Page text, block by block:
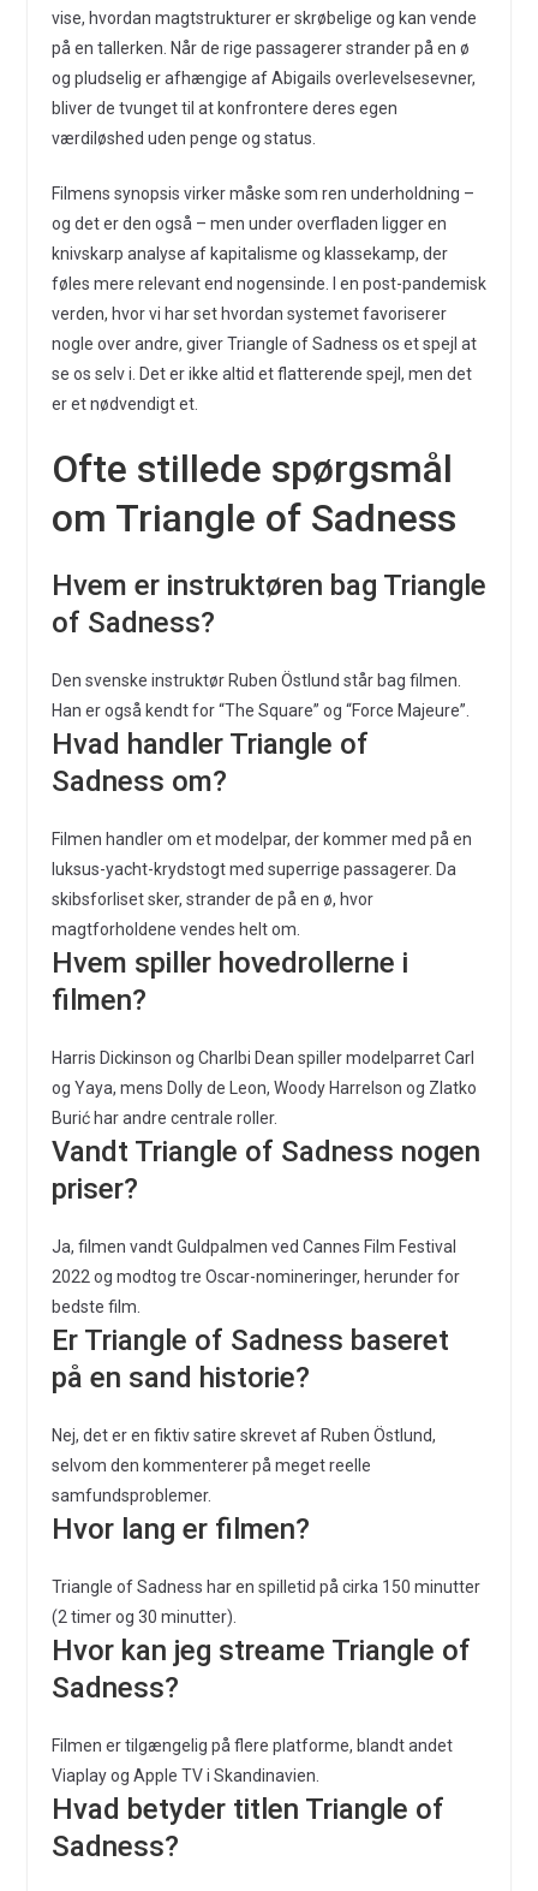
vise, hvordan magtstrukturer er skrøbelige og kan vende
på en tallerken. Når de rige passagerer strander på en ø
og pludselig er afhængige af Abigails overlevelsesevner,
bliver de tvunget til at konfrontere deres egen
værdiløshed uden penge og status.
Filmens synopsis virker måske som ren underholdning –
og det er den også – men under overfladen ligger en
knivskarp analyse af kapitalisme og klassekamp, der
føles mere relevant end nogensinde. I en post-pandemisk
verden, hvor vi har set hvordan systemet favoriserer
nogle over andre, giver Triangle of Sadness os et spejl at
se os selv i. Det er ikke altid et flatterende spejl, men det
er et nødvendigt et.
Ofte stillede spørgsmål
om Triangle of Sadness
Hvem er instruktøren bag Triangle
of Sadness?
Den svenske instruktør Ruben Östlund står bag filmen.
Han er også kendt for “The Square” og “Force Majeure”.
Hvad handler Triangle of
Sadness om?
Filmen handler om et modelpar, der kommer med på en
luksus-yacht-krydstogt med superrige passagerer. Da
skibsforliset sker, strander de på en ø, hvor
magtforholdene vendes helt om.
Hvem spiller hovedrollerne i
filmen?
Harris Dickinson og Charlbi Dean spiller modelparret Carl
og Yaya, mens Dolly de Leon, Woody Harrelson og Zlatko
Burić har andre centrale roller.
Vandt Triangle of Sadness nogen
priser?
Ja, filmen vandt Guldpalmen ved Cannes Film Festival
2022 og modtog tre Oscar-nomineringer, herunder for
bedste film.
Er Triangle of Sadness baseret
på en sand historie?
Nej, det er en fiktiv satire skrevet af Ruben Östlund,
selvom den kommenterer på meget reelle
samfundsproblemer.
Hvor lang er filmen?
Triangle of Sadness har en spilletid på cirka 150 minutter
(2 timer og 30 minutter).
Hvor kan jeg streame Triangle of
Sadness?
Filmen er tilgængelig på flere platforme, blandt andet
Viaplay og Apple TV i Skandinavien.
Hvad betyder titlen Triangle of
Sadness?